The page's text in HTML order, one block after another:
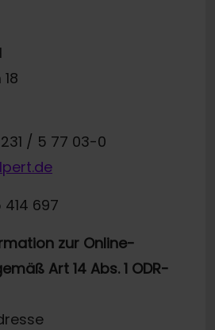
/ 5 77 03-0
414 697
zur Online-
Art 14 Abs. 1 ODR-